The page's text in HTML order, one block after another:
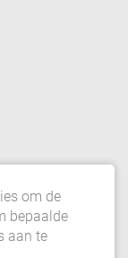
om de
bepaalde
aan te